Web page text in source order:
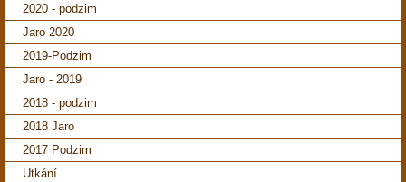
2020 - podzim
Jaro 2020
2019-Podzim
Jaro - 2019
2018 - podzim
2018 Jaro
2017 Podzim
Utkání